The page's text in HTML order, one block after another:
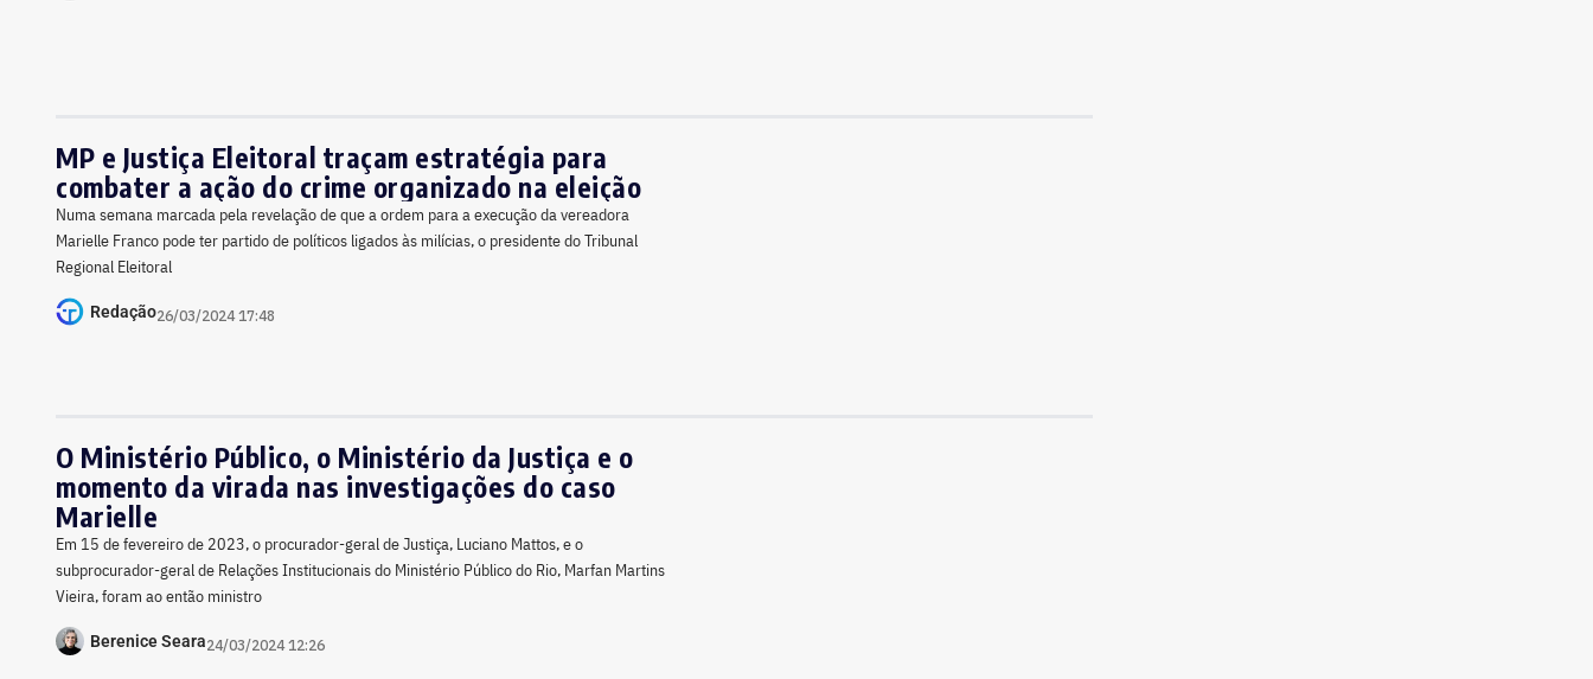
MP e Justiça Eleitoral traçam estratégia para
combater a ação do crime organizado na eleição
Numa semana marcada pela revelação de que a ordem para a execução da vereadora
Marielle Franco pode ter partido de políticos ligados às milícias, o presidente do Tribunal
Regional Eleitoral
Redação26/03/2024 17:48
O Ministério Público, o Ministério da Justiça e o
momento da virada nas investigações do caso
Marielle
Em 15 de fevereiro de 2023, o procurador-geral de Justiça, Luciano Mattos, e o
subprocurador-geral de Relações Institucionais do Ministério Público do Rio, Marfan Martins
Vieira, foram ao então ministro
Berenice Seara24/03/2024 12:26